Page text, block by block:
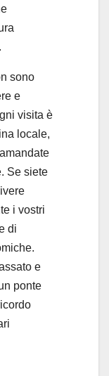
sono
e
visita è
locale,
Se siete
i vostri
di
e
ponte